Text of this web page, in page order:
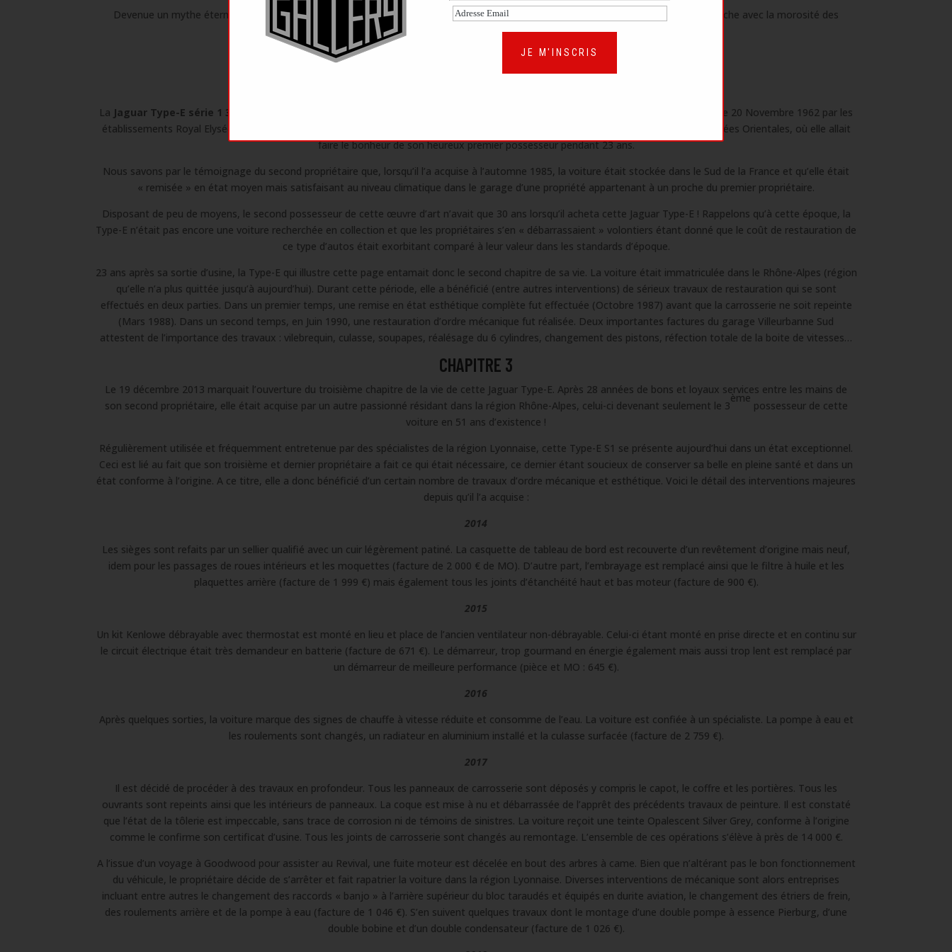
Devenue un mythe éternel, la Jaguar Type-E mérite une place de choix dans une collection. Née pour devenir une classique, elle tranche avec la morosité des
modèles actuels et, à l’image les plus grands vins, devient de plus en plus exquise avec le temps.
La Jaguar Type-E série 1 3.8 FHC (Fixed Head Coupe)
que nous présentons à la vente a été livrée neuve à son premier propriétaire le 20 Novembre 1962 par les
établissements Royal Elysées (Rue de Longchamp, Paris 16
). La voiture était immatriculée quelques jours plus tard dans les Pyrénées Orientales, où elle allait
faire le bonheur de son heureux premier possesseur pendant 23 ans.
Nous savons par le témoignage du second propriétaire que, lorsqu’il l’a acquise à l’automne 1985, la voiture était stockée dans le Sud de la France et qu’elle était
« remisée » en état moyen mais satisfaisant au niveau climatique dans le garage d’une propriété appartenant à un proche du premier propriétaire.
Disposant de peu de moyens, le second possesseur de cette œuvre d’art n’avait que 30 ans lorsqu’il acheta cette Jaguar Type-E ! Rappelons qu’à cette époque, la
Type-E n’était pas encore une voiture recherchée en collection et que les propriétaires s’en « débarrassaient » volontiers étant donné que le coût de restauration de
ce type d’autos était exorbitant comparé à leur valeur dans les standards d’époque.
23 ans après sa sortie d’usine, la Type-E qui illustre cette page entamait donc le second chapitre de sa vie. La voiture était immatriculée dans le Rhône-Alpes (région
qu’elle n’a plus quittée jusqu’à aujourd’hui). Durant cette période, elle a bénéficié (entre autres interventions) de sérieux travaux de restauration qui se sont
effectués en deux parties. Dans un premier temps, une remise en état esthétique complète fut effectuée (Octobre 1987) avant que la carrosserie ne soit repeinte
(Mars 1988). Dans un second temps, en Juin 1990, une restauration d’ordre mécanique fut réalisée. Deux importantes factures du garage Villeurbanne Sud
attestent de l’importance des travaux : vilebrequin, culasse, soupapes, réalésage du 6 cylindres, changement des pistons, réfection totale de la boite de vitesses…
CHAPITRE 3
Le 19 décembre 2013 marquait l’ouverture du troisième chapitre de la vie de cette Jaguar Type-E. Après 28 années de bons et loyaux services entre les mains de
son second propriétaire, elle était acquise par un autre passionné résidant dans la région Rhône-Alpes, celui-ci devenant seulement le 3
ème
possesseur de cette
voiture en 51 ans d’existence !
Régulièrement utilisée et fréquemment entretenue par des spécialistes de la région Lyonnaise, cette Type-E S1 se présente aujourd’hui dans un état exceptionnel.
Ceci est lié au fait que son troisième et dernier propriétaire a fait ce qui était nécessaire, ce dernier étant soucieux de conserver sa belle en pleine santé et dans un
état conforme à l’origine. A ce titre, elle a donc bénéficié d’un certain nombre de travaux d’ordre mécanique et esthétique. Voici le détail des interventions majeures
depuis qu’il l’a acquise :
2014
Les sièges sont refaits par un sellier qualifié avec un cuir légèrement patiné. La casquette de tableau de bord est recouverte d’un revêtement d’origine mais neuf,
idem pour les passages de roues intérieurs et les moquettes (facture de 2 000 € de MO). D’autre part, l’embrayage est remplacé ainsi que le filtre à huile et les
plaquettes arrière (facture de 1 999 €) mais également tous les joints d’étanchéité haut et bas moteur (facture de 900 €).
2015
Un kit Kenlowe débrayable avec thermostat est monté en lieu et place de l’ancien ventilateur non-débrayable. Celui-ci étant monté en prise directe et en continu sur
le circuit électrique était très demandeur en batterie (facture de 671 €). Le démarreur, trop gourmand en énergie également mais aussi trop lent est remplacé par
un démarreur de meilleure performance (pièce et MO : 645 €).
2016
Après quelques sorties, la voiture marque des signes de chauffe à vitesse réduite et consomme de l’eau. La voiture est confiée à un spécialiste. La pompe à eau et
les roulements sont changés, un radiateur en aluminium installé et la culasse surfacée (facture de 2 759 €).
2017
Il est décidé de procéder à des travaux en profondeur. Tous les panneaux de carrosserie sont déposés y compris le capot, le coffre et les portières. Tous les
ouvrants sont repeints ainsi que les intérieurs de panneaux. La coque est mise à nu et débarrassée de l’apprêt des précédents travaux de peinture. Il est constaté
que l’état de la tôlerie est impeccable, sans trace de corrosion ni de témoins de sinistres. La voiture reçoit une teinte Opalescent Silver Grey, conforme à l’origine
comme le confirme son certificat d’usine. Tous les joints de carrosserie sont changés au remontage. L’ensemble de ces opérations s’élève à près de 14 000 €.
A l’issue d’un voyage à Goodwood pour assister au Revival, une fuite moteur est décelée en bout des arbres à came. Bien que n’altérant pas le bon fonctionnement
du véhicule, le propriétaire décide de s’arrêter et fait rapatrier la voiture dans la région Lyonnaise. Diverses interventions de mécanique sont alors entreprises
incluant entre autres le changement des raccords « banjo » à l’arrière supérieur du bloc taraudés et équipés en durite aviation, le changement des étriers de frein,
des roulements arrière et de la pompe à eau (facture de 1 046 €). S’en suivent quelques travaux dont le montage d’une double pompe à essence Pierburg, d’une
double bobine et d’un double condensateur (facture de 1 026 €).
JE M'INSCRIS